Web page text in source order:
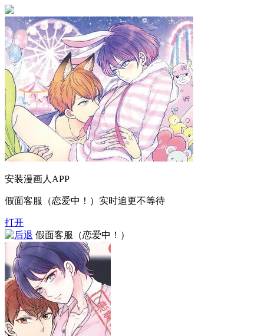
安装漫画人APP
假面客服（恋爱中！）实时追更不等待
打开
假面客服（恋爱中！）